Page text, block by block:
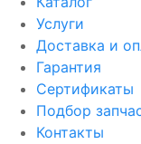
Услуги
Доставка и
Гарантия
Сертификаты
Подбор
Контакты